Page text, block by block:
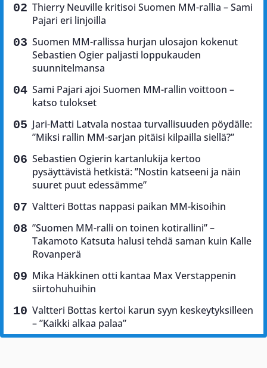
Thierry Neuville kritisoi Suomen MM-rallia – Sami
Pajari eri linjoilla
Suomen MM-rallissa hurjan ulosajon kokenut
Sebastien Ogier paljasti loppukauden
suunnitelmansa
Sami Pajari ajoi Suomen MM-rallin voittoon –
katso tulokset
Jari-Matti Latvala nostaa turvallisuuden pöydälle:
”Miksi rallin MM-sarjan pitäisi kilpailla siellä?”
Sebastien Ogierin kartanlukija kertoo
pysäyttävistä hetkistä: ”Nostin katseeni ja näin
suuret puut edessämme”
Valtteri Bottas nappasi paikan MM-kisoihin
”Suomen MM-ralli on toinen kotirallini” –
Takamoto Katsuta halusi tehdä saman kuin Kalle
Rovanperä
Mika Häkkinen otti kantaa Max Verstappenin
siirtohuhuihin
Valtteri Bottas kertoi karun syyn keskeytyksilleen
– ”Kaikki alkaa palaa”